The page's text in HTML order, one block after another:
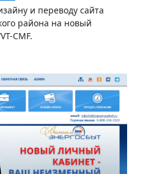
и переводу сайта
района на новый
CMF.